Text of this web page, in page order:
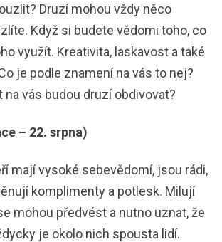
Druzí mohou vždy něco
Když si budete vědomi toho, co
využít. Kreativita, laskavost a také
je podle znamení na vás to nej?
vás budou druzí obdivovat?
– 22. srpna)
mají vysoké sebevědomí, jsou rádi,
komplimenty a potlesk. Milují
mohou předvést a nutno uznat, že
je okolo nich spousta lidí.